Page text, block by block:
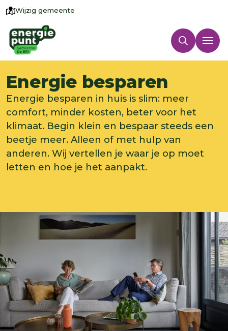
Wijzig gemeente
Energie besparen
Energie besparen in huis is slim: meer
comfort, minder kosten, beter voor het
klimaat. Begin klein en bespaar steeds een
beetje meer. Alleen of met hulp van
anderen. Wij vertellen je waar je op moet
letten en hoe je het aanpakt.